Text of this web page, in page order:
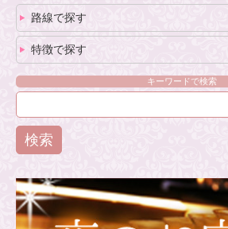
路線で探す
特徴で探す
キーワードで検索